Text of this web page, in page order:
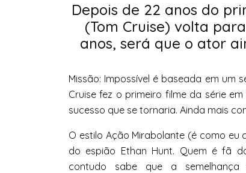
Depois de 22 anos do
(Tom Cruise) volta
anos, será que o ator
Missão: Impossível é baseada em um
Cruise fez o primeiro filme da série
sucesso que se tornaria. Ainda mais
O estilo Ação Mirabolante (é como
do espião Ethan Hunt. Quem é fã
contudo sabe que a